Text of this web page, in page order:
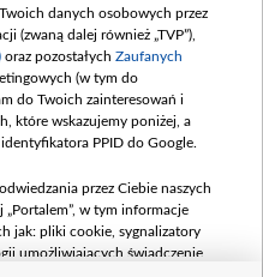
PLN
GRUDZIEŃ 2025
mln)
000,00 PLN
LUTY 2026 (wpłata
180 mln, 8
000,00 PLN
danych osobowych przez
(zwaną dalej również „TVP”),
oraz pozostałych Zaufanych
(w tym do
do Twoich zainteresowań i
które wskazujemy poniżej, a
PPID do Google.
przez Ciebie naszych
„Portalem”, w tym informacje
jak: pliki cookie, sygnalizatory
umożliwiających świadczenie